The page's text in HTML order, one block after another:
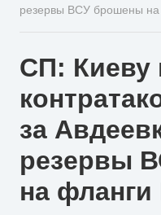
резервы ВСУ брошены на
СП: Киеву
за
резервы
на фланги